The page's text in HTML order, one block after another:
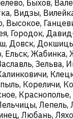
Быхов,
Видзы,
Высокое,
Городок,
Довск,
Ельск, Жабинка,
Зельва,
Кореличи,
Лепель,
Любань,